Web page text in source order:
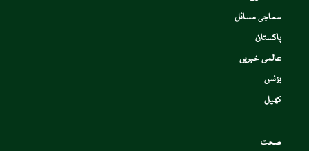
سماجی مسائل
پاکستان
عالمی خبریں
بزنس
کھیل
صحت